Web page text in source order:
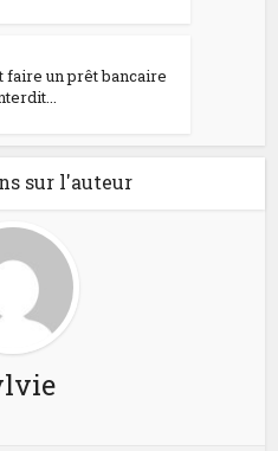
faire un prêt bancaire
sur l'auteur